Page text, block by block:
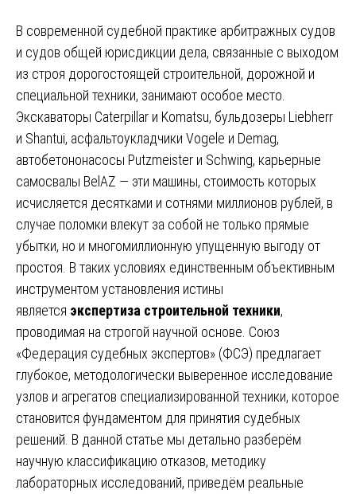
В современной судебной практике арбитражных судов
и судов общей юрисдикции дела, связанные с выходом
из строя дорогостоящей строительной, дорожной и
специальной техники, занимают особое место.
Экскаваторы Caterpillar и Komatsu, бульдозеры Liebherr
и Shantui, асфальтоукладчики Vogele и Demag,
автобетононасосы Putzmeister и Schwing, карьерные
самосвалы BelAZ — эти машины, стоимость которых
исчисляется десятками и сотнями миллионов рублей, в
случае поломки влекут за собой не только прямые
убытки, но и многомиллионную упущенную выгоду от
простоя. В таких условиях единственным объективным
инструментом установления истины
является экспертиза строительной техники,
проводимая на строгой научной основе. Союз
«Федерация судебных экспертов» (ФСЭ) предлагает
глубокое, методологически выверенное исследование
узлов и агрегатов специализированной техники, которое
становится фундаментом для принятия судебных
решений. В данной статье мы детально разберём
научную классификацию отказов, методику
лабораторных исследований, приведём реальные